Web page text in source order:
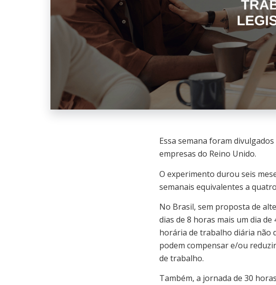
Essa semana foram
empresas do Reino Unido.
O experimento durou seis
semanais equivalentes a
No Brasil, sem proposta de
dias de 8 horas mais um dia
horária de trabalho diária não
podem compensar e/ou
de trabalho.
Também, a jornada de 30